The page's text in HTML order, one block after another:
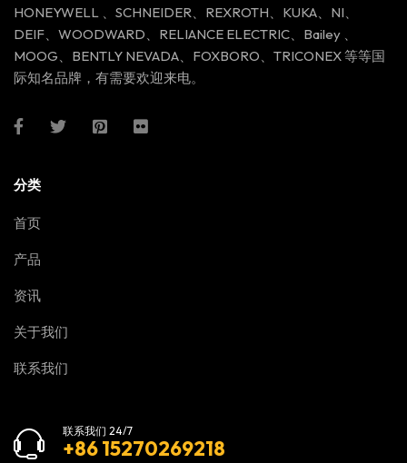
HONEYWELL 、SCHNEIDER、REXROTH、KUKA、NI、
DEIF、WOODWARD、RELIANCE ELECTRIC、Bailey 、
MOOG、BENTLY NEVADA、FOXBORO、TRICONEX 等等国
际知名品牌，有需要欢迎来电。
分类
首页
产品
资讯
关于我们
联系我们
联系我们 24/7
+86 15270269218